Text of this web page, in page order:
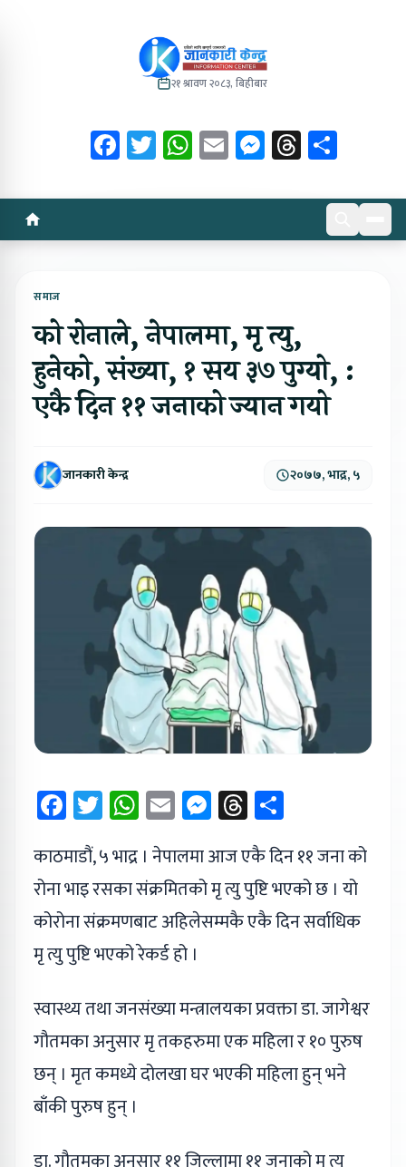
२१ श्रावण २०८३, बिहीबार
Facebook
Twitter
WhatsApp
EmailMessenger
Threads
समाज
को रोनाले, नेपालमा, मृ त्यु,
हुनेको, संख्या, १ सय ३७ पुग्यो, :
एकै दिन ११ जनाको ज्यान गयो
जानकारी केन्द्र २०७७, भाद्र, ५
Facebook
Twitter
WhatsApp
EmailMessenger
Threads
काठमाडौं, ५ भाद्र । नेपालमा आज एकै दिन ११ जना को
रोना भाइ रसका संक्रमितको मृ त्यु पुष्टि भएको छ । यो
कोरोना संक्रमणबाट अहिलेसम्मकै एकै दिन सर्वाधिक
मृ त्यु पुष्टि भएको रेकर्ड हो ।
स्वास्थ्य तथा जनसंख्या मन्त्रालयका प्रवक्ता डा. जागेश्वर
गौतमका अनुसार मृ तकहरुमा एक महिला र १० पुरुष
छन् । मृत कमध्ये दोलखा घर भएकी महिला हुन् भने
बाँकी पुरुष हुन् ।